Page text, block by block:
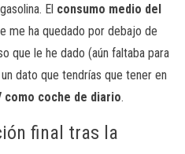
El consumo medio del
me ha quedado por debajo de
que le he dado (aún faltaba para
dato que tendrías que tener en
como coche de diario.
final tras la